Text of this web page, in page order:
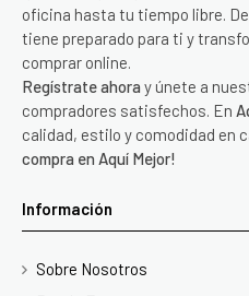
oficina hasta tu tiempo libre.
tiene preparado para ti y
comprar online.
Regístrate ahora y únete a
compradores satisfechos. En
calidad, estilo y comodidad en
compra en Aquí Mejor!
Información
Sobre Nosotros